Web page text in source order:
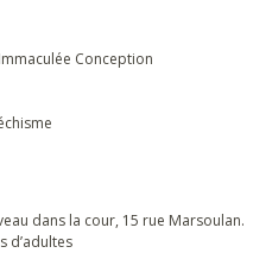
Conception
dans la cour, 15 rue Marsoulan.
d’adultes